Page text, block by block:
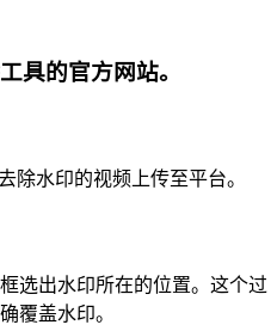
具的官方网站。
除水印的视频上传至平台。
选出水印所在的位置。这个过
覆盖水印。